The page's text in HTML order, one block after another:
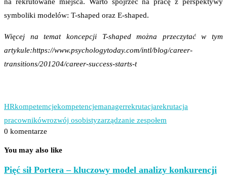
symboliki modelów: T-shaped oraz E-shaped.
Więcej na temat koncepcji T-shaped można przeczytać w tym
artykule:https://www.psychologytoday.com/intl/blog/career-
transitions/201204/career-success-starts-t
HRkompetemcjekompetencjemanagerrekrutacjarekrutacja
pracownikówrozwój osobistyzarządzanie zespołem
0 komentarze
You may also like
Pięć sił Portera – kluczowy model analizy konkurencji